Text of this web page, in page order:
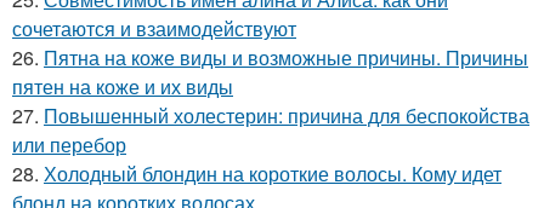
сочетаются и взаимодействуют
26. Пятна на коже виды и возможные причины. Причины
пятен на коже и их виды
27. Повышенный холестерин: причина для беспокойства
или перебор
28. Холодный блондин на короткие волосы. Кому идет
блонд на коротких волосах